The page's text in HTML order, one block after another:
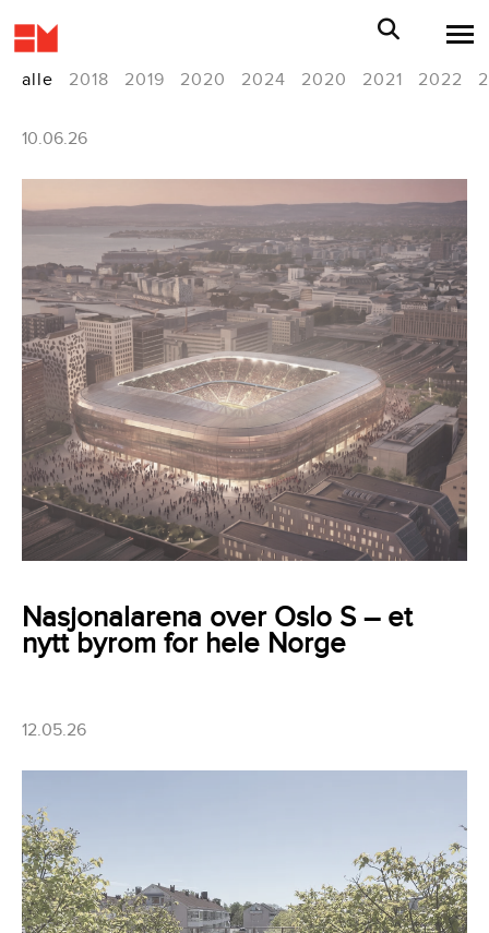
alle 2018 2019 2020 2024 2020 2021 2022
10.06.26
Nasjonalarena over Oslo S – et
nytt byrom for hele Norge
12.05.26